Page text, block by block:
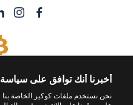
قم بشراء أي عقار
أخبرنا أنك توافق على
نحن نستخدم ملفات كوكيز الخاصة